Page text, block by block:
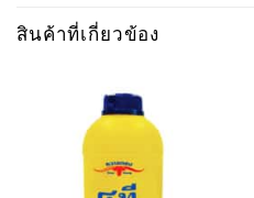
สินค้าที่เกี่ยวข้อง